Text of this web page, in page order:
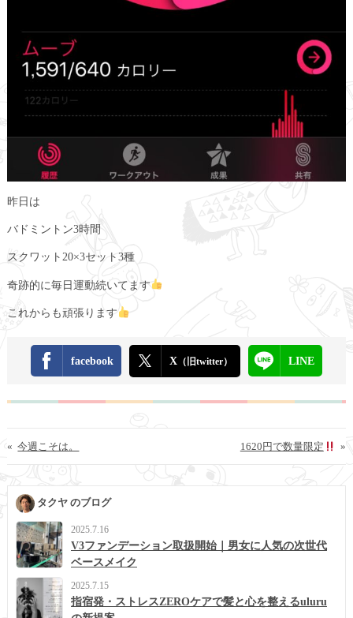
昨日は
バドミントン3時間
スクワット20×3セット3種
奇跡的に毎日運動続いてます
これからも頑張ります
facebook X（旧twitter） LINE
« 今週こそは。 »
1620円で数量限定
タクヤ のブログ
2025.7.16
V3ファンデーション取扱開始｜男女に人気の次世代
ベースメイク
2025.7.15
指宿発・ストレスZEROケアで髪と心を整えるuluru